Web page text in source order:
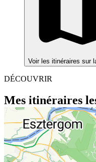
Voir les itinéraires sur
DÉCOUVRIR
Mes itinéraires